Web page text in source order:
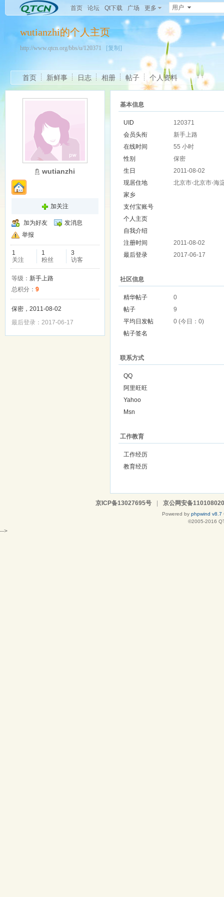
首页 论坛 Qt下载 广场 更多 用户
wutianzhi的个人主页
http://www.qtcn.org/bbs/u/120371 [复制]
首页 新鲜事 日志 相册 帖子 个人资料
wutianzhi
加关注
加为好友
发消息
举报
1
关注
1
粉丝
3
访客
等级： 新手上路
总积分： 9
保密，2011-08-02
最后登录：2017-06-17
基本信息
UID
120371
会员头衔
新手上路
在线时间
55 小时
性别
保密
生日
2011-08-02
现居住地
北京市-北京市-海
家乡
支付宝账号
个人主页
自我介绍
注册时间
2011-08-02
最后登录
2017-06-17
社区信息
精华帖子
0
帖子
9
平均日发帖
0 (今日：0)
帖子签名
联系方式
QQ
阿里旺旺
Yahoo
Msn
工作教育
工作经历
教育经历
京ICP备13027695号 京公网安备
Powered by phpwind v8.7
©2005-2016
-->